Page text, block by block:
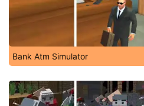
Bank Atm Simulator